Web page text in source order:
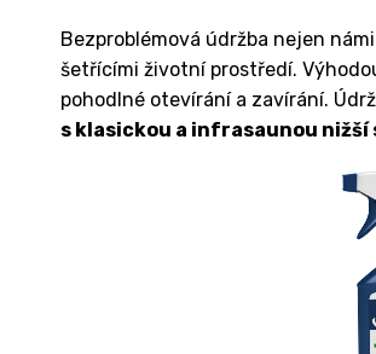
Bezproblémová údržba nejen
šetřícími životní prostředí.
pohodlné otevírání a zavírání.
s klasickou a infrasaunou nižší